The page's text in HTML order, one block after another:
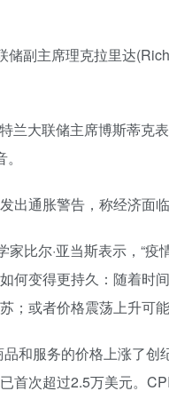
储副主席理克拉里达
兰大联储主席博斯蒂克
通胀警告，称经济面临
比尔·亚当斯表示，“
何变得更持久：随着时
；或者价格震荡上升可
和服务的价格上涨了
首次超过2.5万美元。